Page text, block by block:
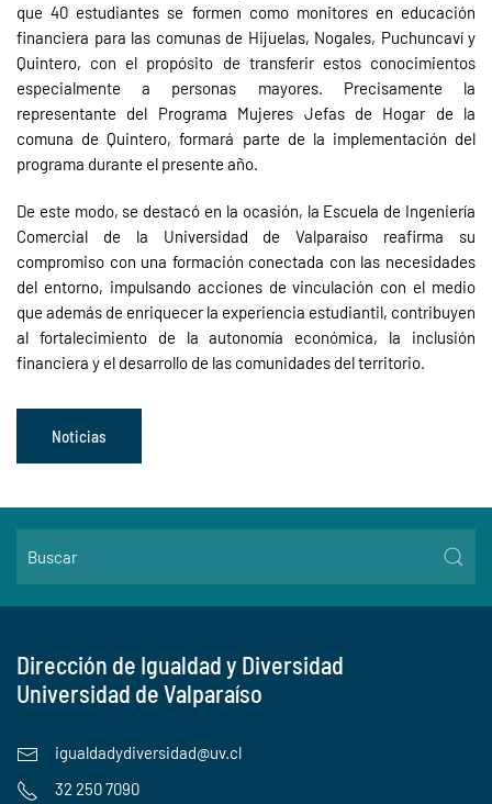
que 40 estudiantes se formen como monitores en educación
financiera para las comunas de Hijuelas, Nogales, Puchuncaví y
Quintero, con el propósito de transferir estos conocimientos
especialmente a personas mayores. Precisamente la
representante del Programa Mujeres Jefas de Hogar de la
comuna de Quintero, formará parte de la implementación del
programa durante el presente año.
De este modo, se destacó en la ocasión, la Escuela de Ingeniería
Comercial de la Universidad de Valparaíso reafirma su
compromiso con una formación conectada con las necesidades
del entorno, impulsando acciones de vinculación con el medio
que además de enriquecer la experiencia estudiantil, contribuyen
al fortalecimiento de la autonomía económica, la inclusión
financiera y el desarrollo de las comunidades del territorio.
Noticias
Dirección de Igualdad y Diversidad
Universidad de Valparaíso
igualdadydiversidad@uv.cl
32 250 7090